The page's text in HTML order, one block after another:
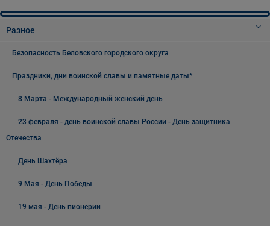
Разное
Безопасность Беловского городского округа
Праздники, дни воинской славы и памятные даты*
8 Марта - Международный женский день
23 февраля - день воинской славы России - День защитника
Отечества
День Шахтёра
9 Мая - День Победы
19 мая - День пионерии